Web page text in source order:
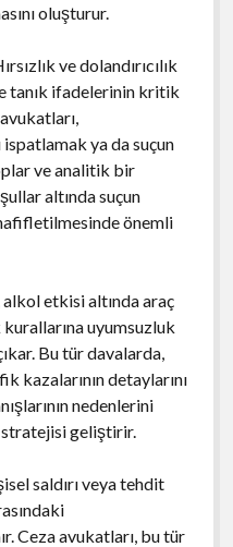
oluşturur.
ve dolandırıcılık
tanık ifadelerinin kritik
ya da suçun
ve analitik bir
altında suçun
önemli
etkisi altında araç
kurallarına uyumsuzluk
Bu tür davalarda,
kazalarının detaylarını
nedenlerini
stratejisi geliştirir.
saldırı veya tehdit
Ceza avukatları, bu tür